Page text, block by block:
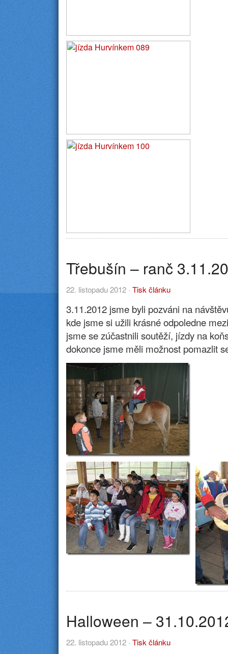
Třebušín – ranč
22. listopadu 2012 · Tisk článku
3.11.2012 jsme byli pozváni na
kde jsme si užili krásné odpoledne
jsme se zúčastnili soutěží, jízdy na
dokonce jsme měli možnost pomazlit
Halloween –
22. listopadu 2012 · Tisk článku